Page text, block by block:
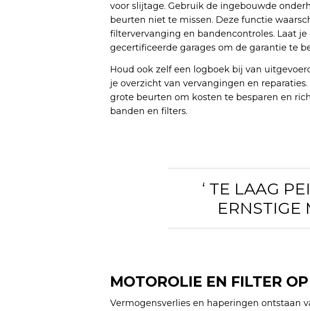
voor slijtage. Gebruik de ingebouwde
beurten niet te missen. Deze functie
filtervervanging en bandencontroles. Laat
gecertificeerde garages om de garantie te
Houd ook zelf een logboek bij van
je overzicht van vervangingen en
grote beurten om kosten te besparen en
banden en filters.
‘ TE LAAG
ERNSTIGE
MOTOROLIE EN FILTER
Vermogensverlies en haperingen ontstaan